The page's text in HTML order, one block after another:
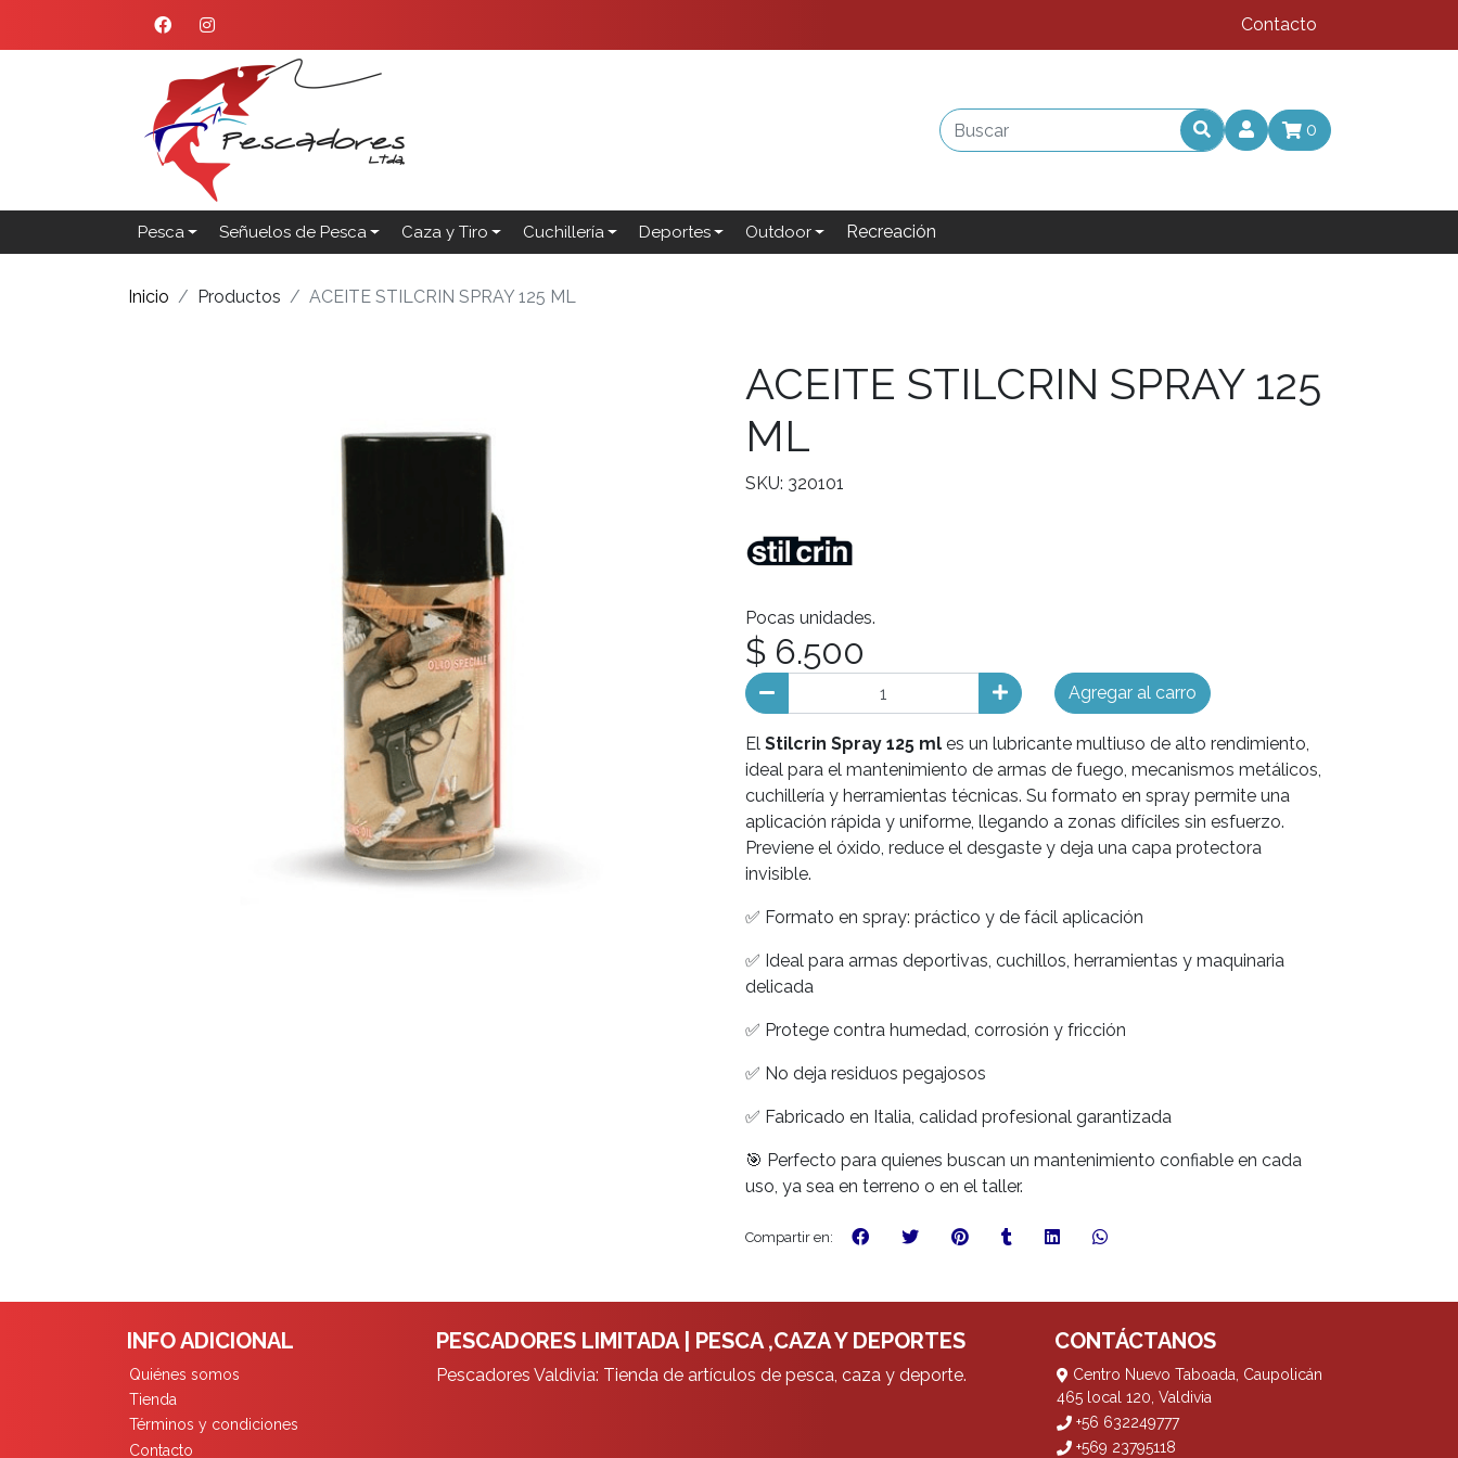
Contacto
0
Pesca Señuelos de Pesca Caza y Tiro Cuchillería Deportes Outdoor Recreación
Inicio Productos ACEITE STILCRIN SPRAY 125 ML
ACEITE STILCRIN SPRAY 125
ML
SKU: 320101
Pocas unidades.
$ 6.500
Agregar al carro
El Stilcrin Spray 125 ml es un lubricante multiuso de alto rendimiento,
ideal para el mantenimiento de armas de fuego, mecanismos metálicos,
cuchillería y herramientas técnicas. Su formato en spray permite una
aplicación rápida y uniforme, llegando a zonas difíciles sin esfuerzo.
Previene el óxido, reduce el desgaste y deja una capa protectora
invisible.
✅ Formato en spray: práctico y de fácil aplicación
✅ Ideal para armas deportivas, cuchillos, herramientas y maquinaria
delicada
✅ Protege contra humedad, corrosión y fricción
✅ No deja residuos pegajosos
✅ Fabricado en Italia, calidad profesional garantizada
🎯 Perfecto para quienes buscan un mantenimiento confiable en cada
uso, ya sea en terreno o en el taller.
Compartir en:
INFO ADICIONAL
Quiénes somos
Tienda
Términos y condiciones
Contacto
PESCADORES LIMITADA | PESCA ,CAZA Y DEPORTES
Pescadores Valdivia: Tienda de artículos de pesca, caza y deporte.
CONTÁCTANOS
Centro Nuevo Taboada, Caupolicán
465 local 120, Valdivia
+56 632249777
+569 23795118